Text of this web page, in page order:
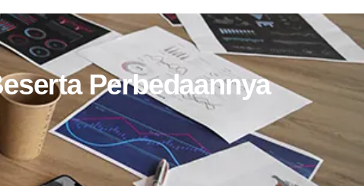
Perbedaannya